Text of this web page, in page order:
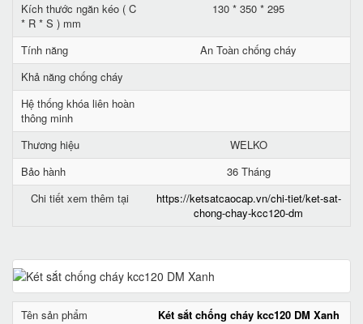
Kích thước ngăn kéo ( C
* R * S ) mm
130 * 350 * 295
Tính năng
An Toàn chống cháy
Khả năng chống cháy
Hệ thống khóa liên hoàn
thông minh
Thương hiệu
WELKO
Bảo hành
36 Tháng
Chi tiết xem thêm tại
https://ketsatcaocap.vn/chi-tiet/ket-sat-
chong-chay-kcc120-dm
Tên sản phẩm
Két sắt chống cháy kcc120 DM Xanh